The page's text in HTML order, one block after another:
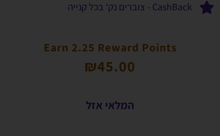
CashBack - צוברים נק' בכל קנייה
Earn 2.25 Reward Points
₪45.00
המלאי אזל